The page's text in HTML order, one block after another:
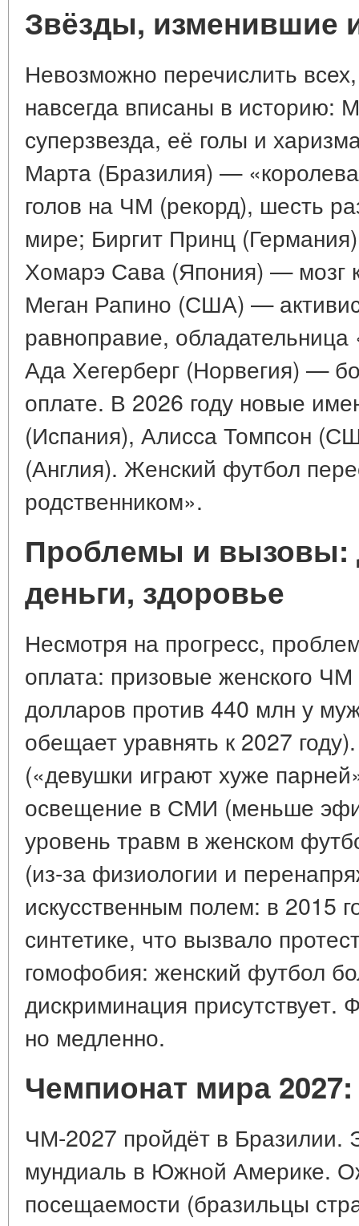
Звёзды, изменившие
Невозможно перечислить
навсегда вписаны в
суперзвезда, её голы и
Марта (Бразилия) —
голов на ЧМ (рекорд), шесть
мире; Биргит Принц
Хомарэ Сава (Япония) — мозг
Меган Рапино (США) —
равноправие,
Ада Хегерберг (Норвегия) —
оплате. В 2026 году новые
(Испания), Алисса Томпсон
(Англия). Женский футбол
родственником».
Проблемы и вызовы:
деньги, здоровье
Несмотря на прогресс,
оплата: призовые женского
долларов против 440 млн у
обещает уравнять к 2027
(«девушки играют хуже
освещение в СМИ (меньше
уровень травм в женском
(из-за физиологии и
искусственным полем: в 2015
синтетике, что вызвало
гомофобия: женский футбол
дискриминация
но медленно.
Чемпионат мира 2027:
ЧМ-2027 пройдёт в Бразилии.
мундиаль в Южной Америке.
посещаемости (бразильцы